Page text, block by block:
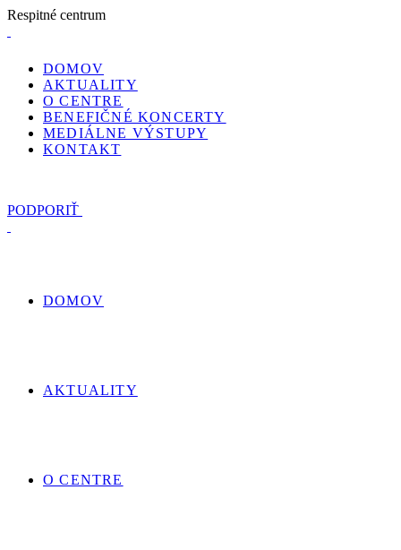
Respitné centrum
DOMOV
AKTUALITY
O CENTRE
BENEFIČNÉ KONCERTY
MEDIÁLNE VÝSTUPY
KONTAKT
PODPORIŤ
DOMOV
AKTUALITY
O CENTRE